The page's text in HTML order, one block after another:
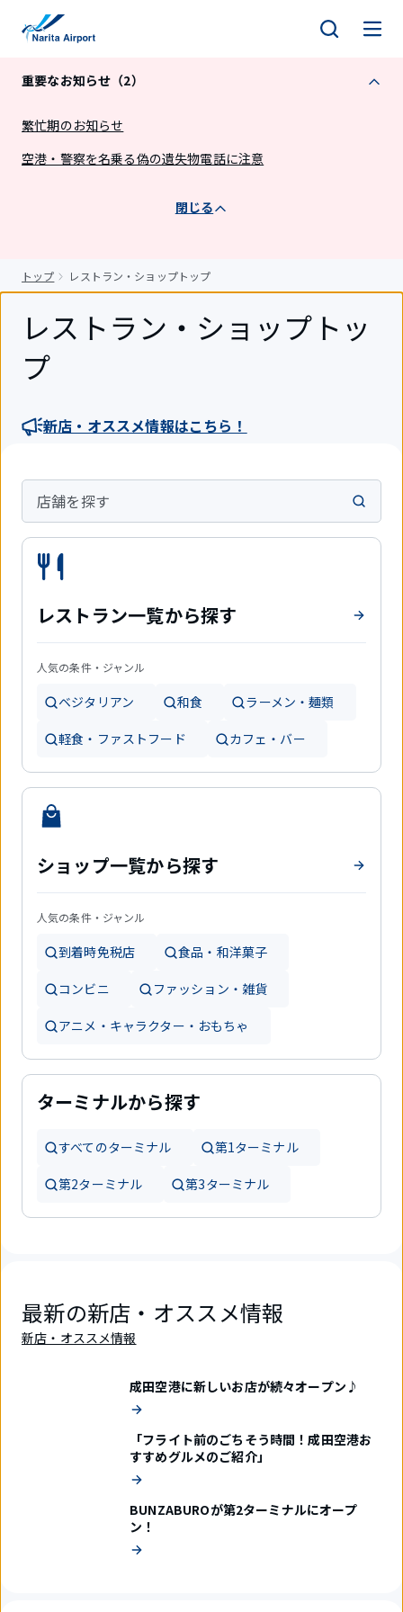
重要なお知らせ（2）
繁忙期のお知らせ
空港・警察を名乗る偽の遺失物電話に注意
閉じる
トップ レストラン・ショップトップ
レストラン・ショップトッ
プ
新店・オススメ情報はこちら！
店舗を探す
レストラン一覧から探す
人気の条件・ジャンル
ベジタリアン 和食 ラーメン・麺類
軽食・ファストフード カフェ・バー
ショップ一覧から探す
人気の条件・ジャンル
到着時免税店 食品・和洋菓子
コンビニ ファッション・雑貨
アニメ・キャラクター・おもちゃ
ターミナルから探す
すべてのターミナル 第1ターミナル
第2ターミナル 第3ターミナル
最新の新店・オススメ情報
新店・オススメ情報
成田空港に新しいお店が続々オープン♪
「フライト前のごちそう時間！成田空港お
すすめグルメのご紹介」
BUNZABUROが第2ターミナルにオープ
ン！